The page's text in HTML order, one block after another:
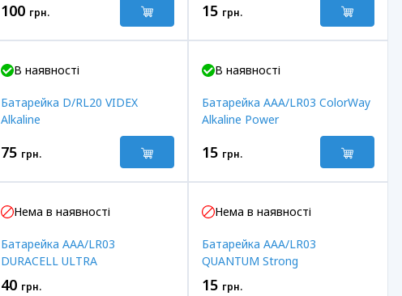
100 грн. 15 грн.
В наявності
Батарейка D/RL20 VIDEX
Alkaline
75 грн.
В наявності
Батарейка AAA/LR03 ColorWay
Alkaline Power
15 грн.
Нема в наявності
Батарейка AAA/LR03
DURACELL ULTRA
40 грн.
Нема в наявності
Батарейка AAA/LR03
QUANTUM Strong
15 грн.